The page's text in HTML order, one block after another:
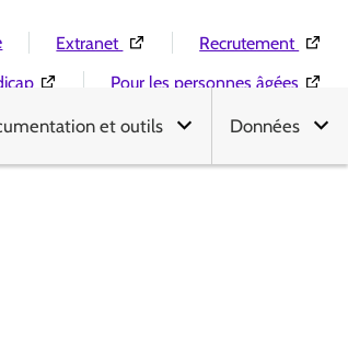
Extranet (Ouverture dans une nouvelle
Recrutement
(Ouverture dans une nouvelle fenêtre)
Pour les personnes âgées
et outils Données